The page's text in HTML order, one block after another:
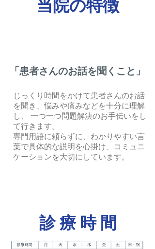
​当院の特徴
じっくり時間をかけて患者さんのお話
を聞き、悩みや痛みなどを十分に理解
し、 一つ一つ問題解決のお手伝いをし
て行きます。
専門用語に頼らずに、わかりやすい言
葉で具体的な説明を心掛け、コミュニ
ケーションを大切にしています。
「患者さんのお話を聞くこと」
診 療 時 間